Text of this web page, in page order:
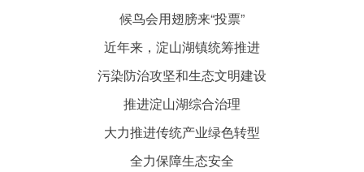
候鸟会用翅膀来“投票”
近年来，淀山湖镇统筹推进
污染防治攻坚和生态文明建设
推进淀山湖综合治理
大力推进传统产业绿色转型
全力保障生态安全